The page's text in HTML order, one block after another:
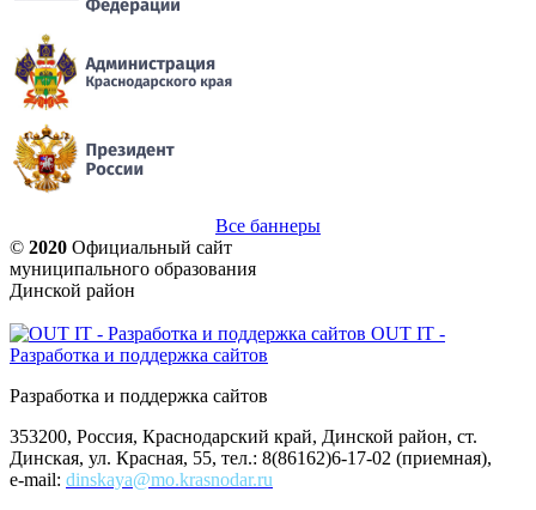
Все баннеры
© 2020 Официальный сайт
муниципального образования
Динской район
OUT IT -
Разработка и поддержка сайтов
Разработка и поддержка сайтов
353200, Россия, Краснодарский край, Динской район, ст.
Динская, ул. Красная, 55, тел.: 8(86162)6-17-02 (приемная),
e-mail: dinskaya@mo.krasnodar.ru